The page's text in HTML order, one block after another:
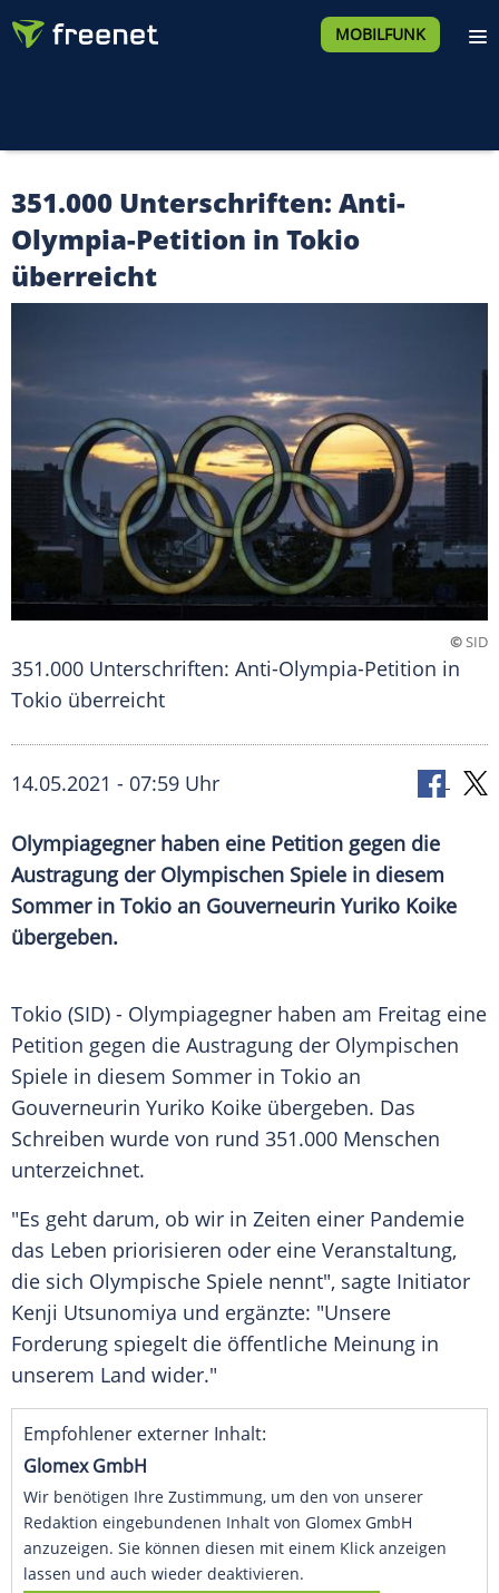
MOBILFUNK
351.000 Unterschriften: Anti-
Olympia-Petition in Tokio
überreicht
©SID
351.000 Unterschriften: Anti-Olympia-Petition in
Tokio überreicht
14.05.2021 - 07:59 Uhr
Olympiagegner haben eine Petition gegen die
Austragungder Olympischen Spiele in diesem
Sommer in Tokio an Gouverneurin Yuriko Koike
übergeben.
Tokio (SID) - Olympiagegner haben am Freitag eine
Petition gegen die Austragung der Olympischen
Spiele in diesem Sommer in Tokio an
Gouverneurin Yuriko Koike übergeben. Das
Schreiben wurde von rund 351.000 Menschen
unterzeichnet.
"Es geht darum, ob wir in Zeiten einer Pandemie
das Leben priorisieren oder eine Veranstaltung,
die sich Olympische Spiele nennt", sagte Initiator
Kenji Utsunomiya und ergänzte: "Unsere
Forderung spiegelt die öffentliche Meinung in
unserem Land wider."
Empfohlener externer Inhalt:
Glomex GmbH
Wir benötigen Ihre Zustimmung, um den von unserer
Redaktion eingebundenen Inhalt von Glomex GmbH
anzuzeigen. Sie können diesen mit einem Klick anzeigen
lassen und auch wieder deaktivieren.